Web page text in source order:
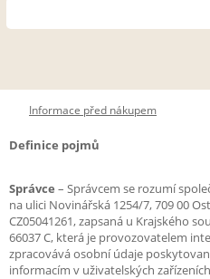
Informace před nákupem
Definice pojmů
Správce – Správcem se rozumí
na ulici Novinářská 1254/7, 709 00
CZ05041261, zapsaná u Krajského
66037 C, která je provozovatelem
zpracovává osobní údaje
informacím v uživatelských